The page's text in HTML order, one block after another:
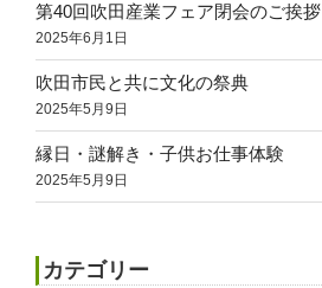
第40回吹田産業フェア閉会のご挨拶
2025年6月1日
吹田市民と共に文化の祭典
2025年5月9日
縁日・謎解き・子供お仕事体験
2025年5月9日
カテゴリー